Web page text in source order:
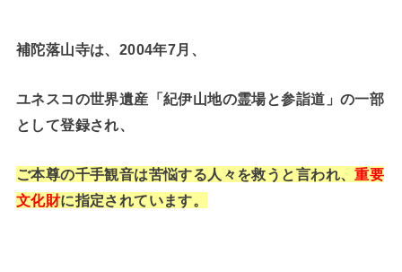
補陀落山寺は、2004年7月、
ユネスコの世界遺産「紀伊山地の霊場と参詣道」の一部
として登録され、
ご本尊の千手観音は苦悩する人々を救うと言われ、重要
文化財に指定されています。